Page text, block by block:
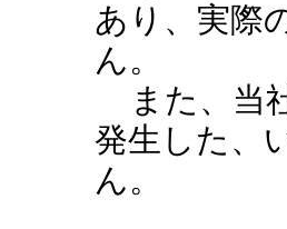
あり、実際
ん。
また、当
発生した、
ん。